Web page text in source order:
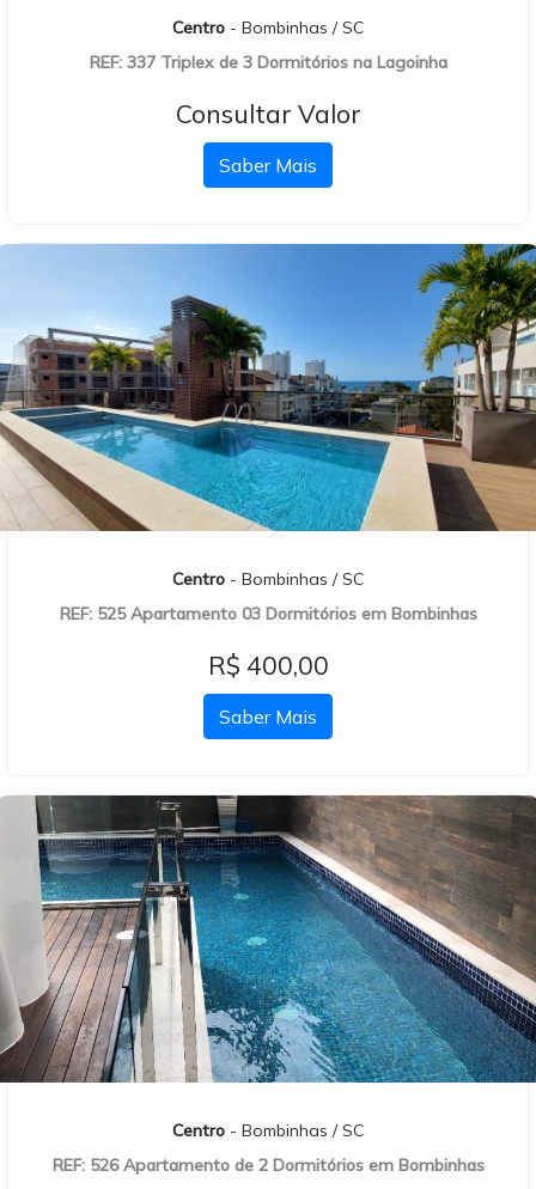
Centro - Bombinhas / SC
REF: 337 Triplex de 3 Dormitórios na Lagoinha
Consultar Valor
Saber Mais
Centro - Bombinhas / SC
REF: 525 Apartamento 03 Dormitórios em Bombinhas
R$ 400,00
Saber Mais
Centro - Bombinhas / SC
REF: 526 Apartamento de 2 Dormitórios em Bombinhas